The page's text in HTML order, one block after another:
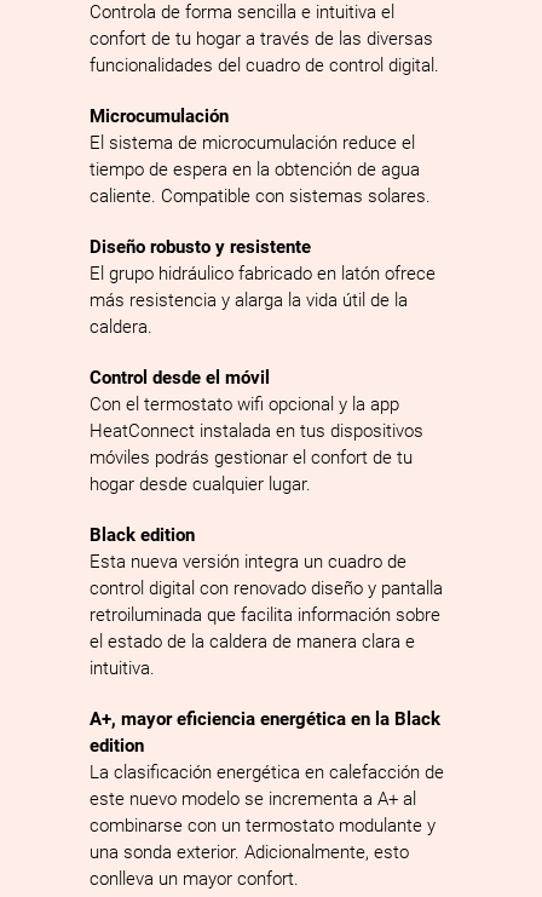
Controla de forma sencilla e intuitiva el
confort de tu hogar a través de las diversas
funcionalidades del cuadro de control digital.
Microcumulación
El sistema de microcumulación reduce el
tiempo de espera en la obtención de agua
caliente. Compatible con sistemas solares.
Diseño robusto y resistente
El grupo hidráulico fabricado en latón ofrece
más resistencia y alarga la vida útil de la
caldera.
Control desde el móvil
Con el termostato wifi opcional y la app
HeatConnect instalada en tus dispositivos
móviles podrás gestionar el confort de tu
hogar desde cualquier lugar.
Black edition
Esta nueva versión integra un cuadro de
control digital con renovado diseño y pantalla
retroiluminada que facilita información sobre
el estado de la caldera de manera clara e
intuitiva.
A+, mayor eficiencia energética en la Black
edition
La clasificación energética en calefacción de
este nuevo modelo se incrementa a A+ al
combinarse con un termostato modulante y
una sonda exterior. Adicionalmente, esto
conlleva un mayor confort.